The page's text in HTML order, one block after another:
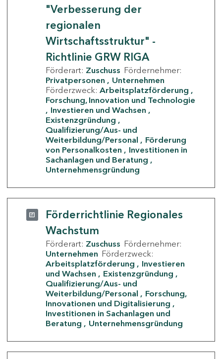
"Verbesserung der
regionalen
Wirtschaftsstruktur" -
Richtlinie GRW RIGA
Förderart: Zuschuss Fördernehmer:
Privatpersonen
Unternehmen
Förderzweck: Arbeitsplatzförderung
Forschung, Innovation und Technologie
Investieren und Wachsen
Existenzgründung
Qualifizierung/Aus- und
Weiterbildung/Personal
Förderung
von Personalkosten
Investitionen in
Sachanlagen und Beratung
Unternehmensgründung
Förderrichtlinie Regionales
Wachstum
Förderart: Zuschuss Fördernehmer:
Unternehmen Förderzweck:
Arbeitsplatzförderung
Investieren
und Wachsen
Existenzgründung
Qualifizierung/Aus- und
Weiterbildung/Personal
Forschung,
Innovationen und Digitalisierung
Investitionen in Sachanlagen und
Beratung
Unternehmensgründung